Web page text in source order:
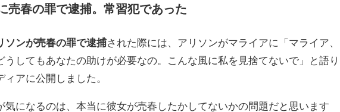
売春の罪で逮捕。常習犯であった
ソンが売春の罪で逮捕された際には、アリソンがマライアに「マライア、
うしてもあなたの助けが必要なの。こんな風に私を見捨てないで」と語り
ィアに公開しました。
気になるのは、本当に彼女が売春したかしてないかの問題だと思います